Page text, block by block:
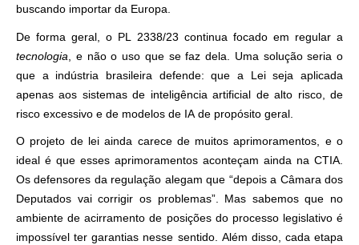
buscando importar da Europa.
De forma geral, o PL 2338/23 continua focado em regular a
tecnologia , e não o uso que se faz dela. Uma solução seria o
que a indústria brasileira defende: que a Lei seja aplicada
apenas aos sistemas de inteligência artificial de alto risco, de
risco excessivo e de modelos de IA de propósito geral.
O projeto de lei ainda carece de muitos aprimoramentos, e o
ideal é que esses aprimoramentos aconteçam ainda na CTIA.
Os defensores da regulação alegam que “depois a Câmara dos
Deputados vai corrigir os problemas”. Mas sabemos que no
ambiente de acirramento de posições do processo legislativo é
impossível ter garantias nesse sentido. Além disso, cada etapa